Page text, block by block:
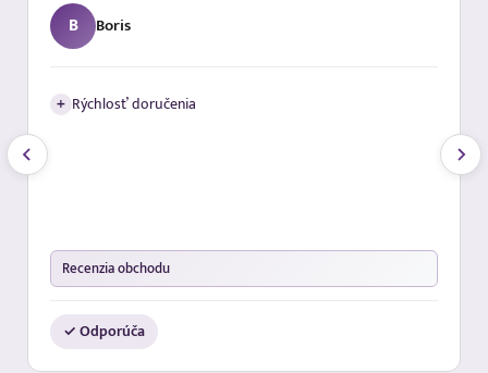
B Boris
+ Rýchlosť doručenia
Recenzia obchodu
✓ Odporúča